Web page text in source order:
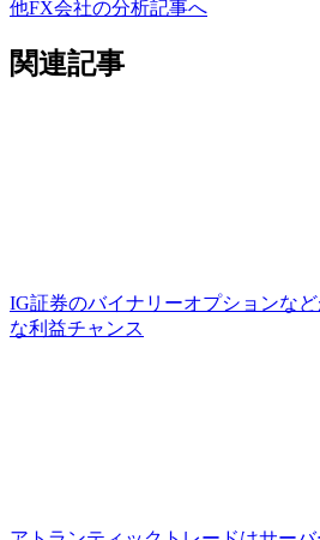
他FX会社の分析記事へ
関連記事
IG証券のバイナリーオプションな
な利益チャンス